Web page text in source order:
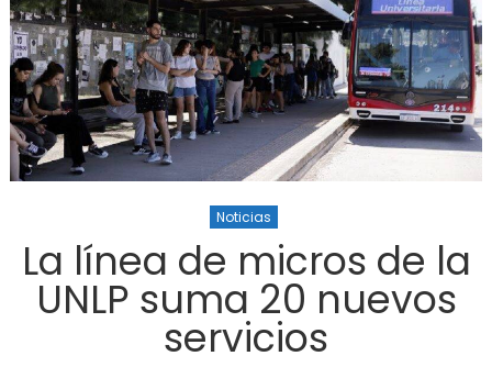
Noticias
La línea de micros de la
UNLP suma 20 nuevos
servicios